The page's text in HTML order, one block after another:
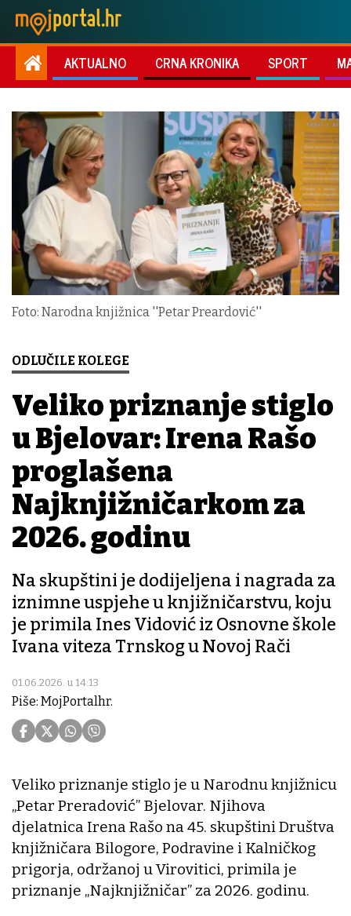
AKTUALNO CRNA KRONIKA SPORT
Foto: Narodna knjižnica ''Petar Preardović''
ODLUČILE KOLEGE
Veliko priznanje stiglo
u Bjelovar: Irena Rašo
proglašena
Najknjižničarkom za
2026. godinu
Na skupštini je dodijeljena i nagrada za
iznimne uspjehe u knjižničarstvu, koju
je primila Ines Vidović iz Osnovne škole
Ivana viteza Trnskog u Novoj Rači
01.06.2026. u 14:13
Piše: MojPortalhr.
Veliko priznanje stiglo je u Narodnu knjižnicu
„Petar Preradović” Bjelovar. Njihova
djelatnica Irena Rašo na 45. skupštini Društva
knjižničara Bilogore, Podravine i Kalničkog
prigorja, održanoj u Virovitici, primila je
priznanje „Najknjižničar” za 2026. godinu.